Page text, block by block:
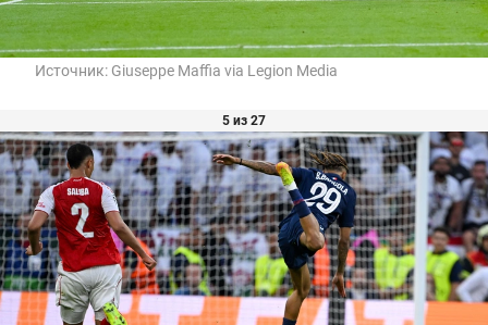
Источник: Giuseppe Maffia via Legion Media
5 из 27